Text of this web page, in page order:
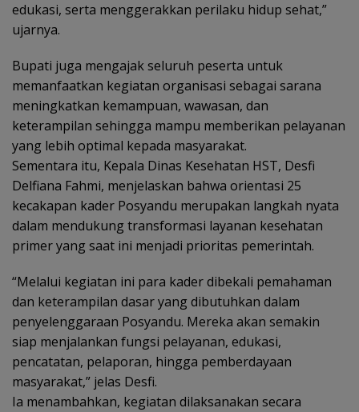
edukasi, serta menggerakkan perilaku hidup sehat,”
ujarnya.
Bupati juga mengajak seluruh peserta untuk
memanfaatkan kegiatan organisasi sebagai sarana
meningkatkan kemampuan, wawasan, dan
keterampilan sehingga mampu memberikan pelayanan
yang lebih optimal kepada masyarakat.
Sementara itu, Kepala Dinas Kesehatan HST, Desfi
Delfiana Fahmi, menjelaskan bahwa orientasi 25
kecakapan kader Posyandu merupakan langkah nyata
dalam mendukung transformasi layanan kesehatan
primer yang saat ini menjadi prioritas pemerintah.
“Melalui kegiatan ini para kader dibekali pemahaman
dan keterampilan dasar yang dibutuhkan dalam
penyelenggaraan Posyandu. Mereka akan semakin
siap menjalankan fungsi pelayanan, edukasi,
pencatatan, pelaporan, hingga pemberdayaan
masyarakat,” jelas Desfi.
Ia menambahkan, kegiatan dilaksanakan secara